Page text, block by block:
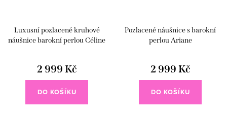
Luxusní pozlacené kruhové
náušnice barokní perlou Céline
2 999 Kč
DO KOŠÍKU
Pozlacené náušnice s barokní
perlou Ariane
2 999 Kč
DO KOŠÍKU